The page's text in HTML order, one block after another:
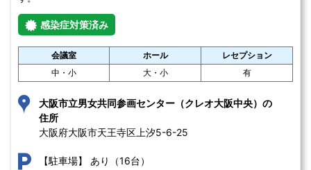
感染症対策済み
会議室 ホール
レセプション
中・小
大・小 有
大阪市立男女共同参画センター（クレオ大阪中央）の
住所
大阪府大阪市天王寺区上汐5-6-25
【駐車場】 あり（16台）